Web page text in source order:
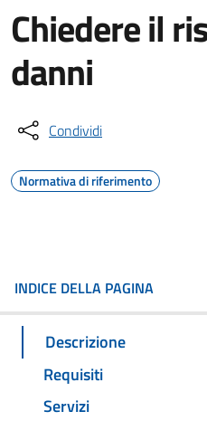
Chiedere il
danni
Condividi
Normativa di riferimento
INDICE DELLA PAGINA
Descrizione
Requisiti
Servizi